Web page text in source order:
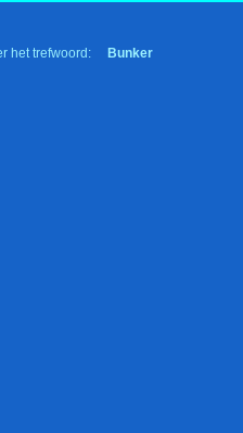
het trefwoord: Bunker